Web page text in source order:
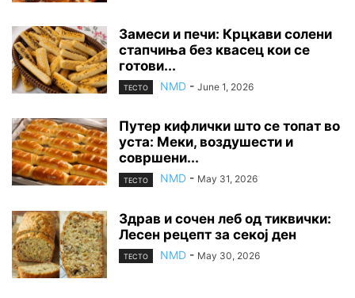
Замеси и печи: Крцкави солени
стапчиња без квасец кои се
готови...
ТЕСТО NMD - June 1, 2026
Путер кифлички што се топат во
уста: Меки, воздушести и
совршени...
ТЕСТО NMD - May 31, 2026
Здрав и сочен леб од тиквички:
Лесен рецепт за секој ден
ТЕСТО NMD - May 30, 2026